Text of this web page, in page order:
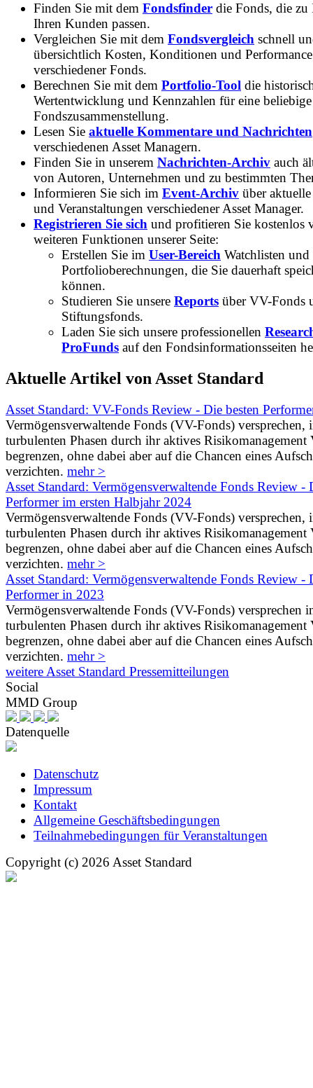
Finden Sie mit dem Fondsfinder die Fonds, die zu
Ihren Kunden passen.
Vergleichen Sie mit dem Fondsvergleich schnell
übersichtlich Kosten, Konditionen und Performance
verschiedener Fonds.
Berechnen Sie mit dem Portfolio-Tool die
Wertentwicklung und Kennzahlen für eine beliebige
Fondszusammenstellung.
Lesen Sie aktuelle Kommentare und Nachrichten
verschiedenen Asset Managern.
Finden Sie in unserem Nachrichten-Archiv auch
von Autoren, Unternehmen und zu bestimmten
Informieren Sie sich im Event-Archiv über
und Veranstaltungen verschiedener Asset Manager.
Registrieren Sie sich und profitieren Sie kostenlos
weiteren Funktionen unserer Seite:
Erstellen Sie im User-Bereich Watchlisten und
Portfolioberechnungen, die Sie dauerhaft
können.
Studieren Sie unsere Reports über VV-Fonds
Stiftungsfonds.
Laden Sie sich unsere professionellen
ProFunds auf den Fondsinformationsseiten
Aktuelle Artikel von Asset Standard
Asset Standard: VV-Fonds Review - Die besten
Vermögensverwaltende Fonds (VV-Fonds) versprechen,
turbulenten Phasen durch ihr aktives Risikomanagement
begrenzen, ohne dabei aber auf die Chancen eines
verzichten. mehr >
Asset Standard: Vermögensverwaltende Fonds Review -
Performer im ersten Halbjahr 2024
Vermögensverwaltende Fonds (VV-Fonds) versprechen,
turbulenten Phasen durch ihr aktives Risikomanagement
begrenzen, ohne dabei aber auf die Chancen eines
verzichten. mehr >
Asset Standard: Vermögensverwaltende Fonds Review -
Performer in 2023
Vermögensverwaltende Fonds (VV-Fonds) versprechen
turbulenten Phasen durch ihr aktives Risikomanagement
begrenzen, ohne dabei aber auf die Chancen eines
verzichten. mehr >
weitere Asset Standard Pressemitteilungen
Social
MMD Group
Datenquelle
Datenschutz
Impressum
Kontakt
Allgemeine Geschäftsbedingungen
Teilnahmebedingungen für Veranstaltungen
Copyright (c) 2026 Asset Standard